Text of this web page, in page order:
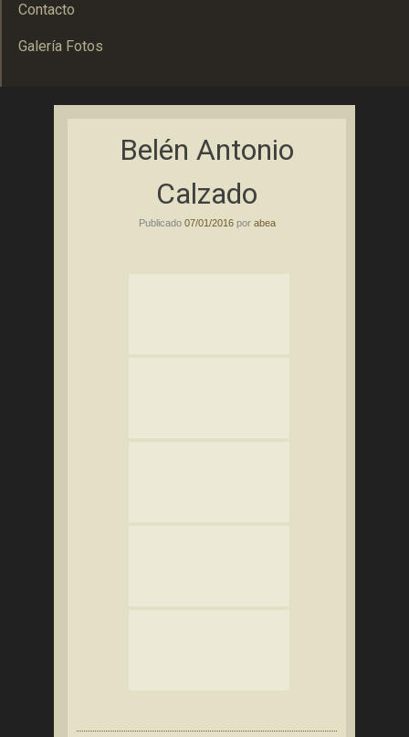
Contacto
Galería Fotos
ABEA
Belén Antonio
Calzado
Publicado 07/01/2016por abea